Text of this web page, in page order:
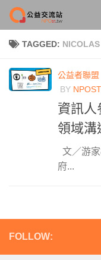
Skip to content
TAGGED:
公益者聯盟
BY
資訊人
領域溝
文／游
府...
FOLLOW: